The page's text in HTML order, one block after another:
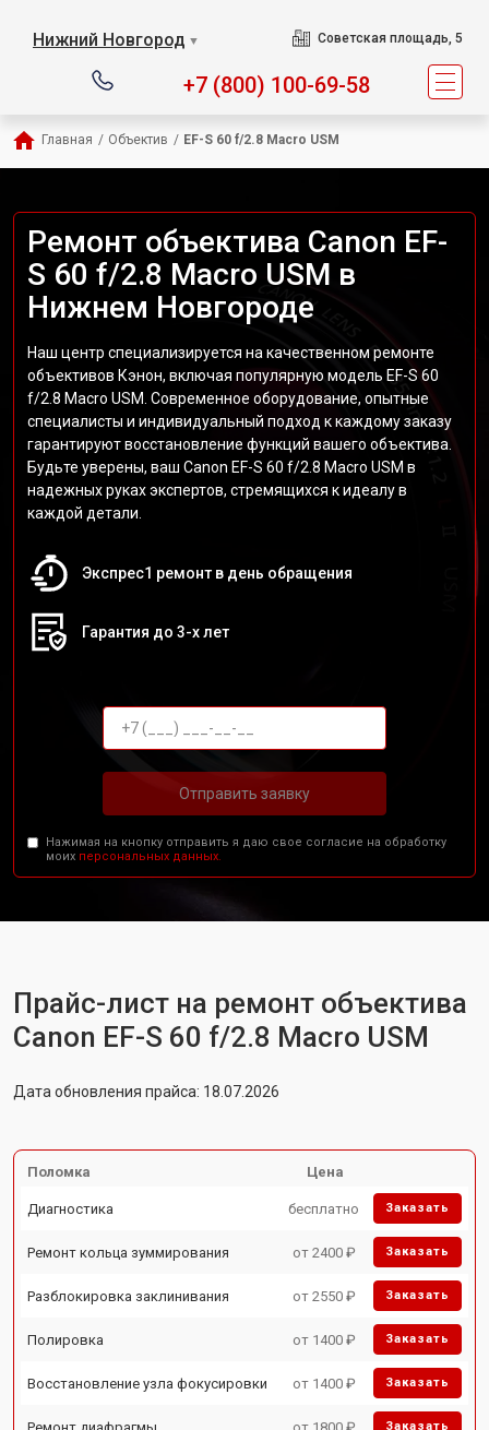
Нижний Новгород ▼ Советская площадь, 5
+7 (800) 100-69-58
Главная / Объектив / EF-S 60 f/2.8 Macro USM
Ремонт объектива Canon EF-
S 60 f/2.8 Macro USM в
Нижнем Новгороде
Наш центр специализируется на качественном ремонте
объективов Кэнон, включая популярную модель EF-S 60
f/2.8 Macro USM. Современное оборудование, опытные
специалисты и индивидуальный подход к каждому заказу
гарантируют восстановление функций вашего объектива.
Будьте уверены, ваш Canon EF-S 60 f/2.8 Macro USM в
надежных руках экспертов, стремящихся к идеалу в
каждой детали.
Экспрес1 ремонт в день обращения
Гарантия до 3-х лет
Отправить заявку
Нажимая на кнопку отправить я даю свое согласие на обработку
моих персональных данных.
Прайс-лист на ремонт объектива
Canon EF-S 60 f/2.8 Macro USM
Дата обновления прайса: 18.07.2026
Поломка Цена
Диагностика бесплатно Заказать
Ремонт кольца зуммирования от 2400 ₽ Заказать
Разблокировка заклинивания от 2550 ₽ Заказать
Полировка от 1400 ₽ Заказать
Восстановление узла фокусировки от 1400 ₽ Заказать
Ремонт диафрагмы от 1800 ₽ Заказать